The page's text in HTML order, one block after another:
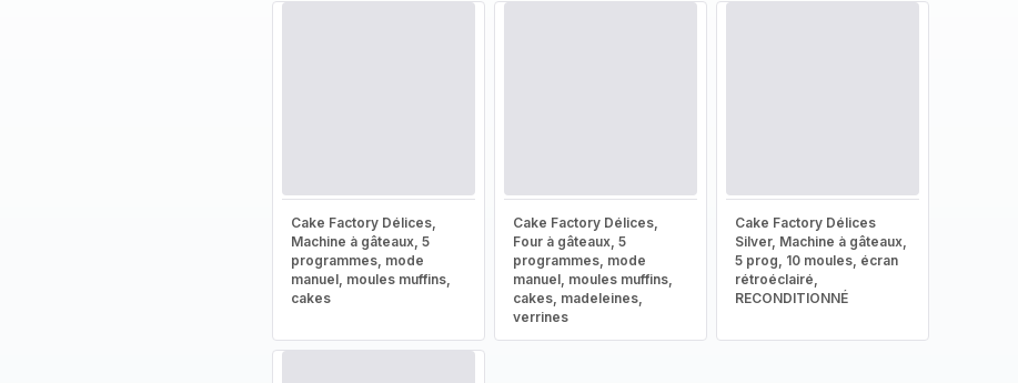
Cake Factory Délices,
Machine à gâteaux, 5
programmes, mode
manuel, moules muffins,
cakes
Cake Factory Délices,
Four à gâteaux, 5
programmes, mode
manuel, moules muffins,
cakes, madeleines,
verrines
Cake Factory Délices
Silver, Machine à gâteaux,
5 prog, 10 moules, écran
rétroéclairé,
RECONDITIONNÉ